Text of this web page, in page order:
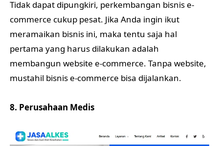
Tidak dapat dipungkiri, perkembangan bisnis e-
commerce cukup pesat. Jika Anda ingin ikut
meramaikan bisnis ini, maka tentu saja hal
pertama yang harus dilakukan adalah
membangun website e-commerce. Tanpa website,
mustahil bisnis e-commerce bisa dijalankan.
8. Perusahaan Medis